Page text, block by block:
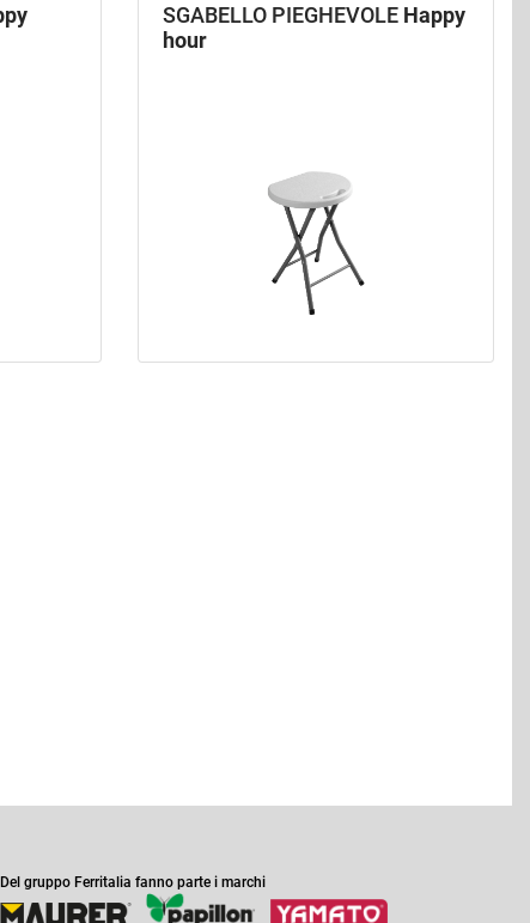
SGABELLO PIEGHEVOLE Happy
hour
Del gruppo Ferritalia fanno parte i marchi